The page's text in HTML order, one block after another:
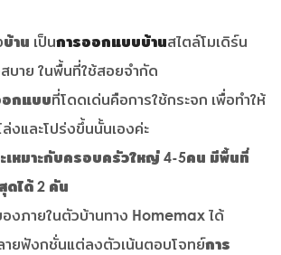
บ้าน เป็นการออกแบบบ้านสไตล์โมเดิร์น
บาย ในพื้นที่ใช้สอยจำกัด
อกแบบที่โดดเด่นคือการใช้กระจก เพื่อทำให้
งและโปร่งขึ้นนั้นเองค่ะ
เหมาะกับครอบครัวใหญ่ 4-5คน มีพื้นที่
ได้ 2 คัน
องภายในตัวบ้านทาง Homemax ได้
ายฟังกชั่นแต่ลงตัวเน้นตอบโจทย์การ